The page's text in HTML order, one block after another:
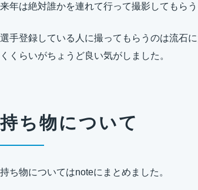
来年は絶対誰かを連れて行って撮影してもらう
選手登録している人に撮ってもらうのは流石
くくらいがちょうど良い気がしました。
持ち物について
持ち物についてはnoteにまとめました。